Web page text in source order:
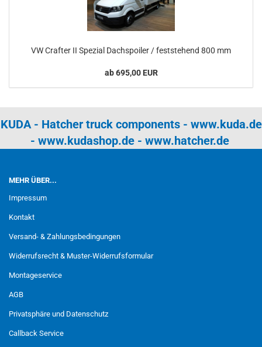
VW Crafter II Spezial Dachspoiler / feststehend 800 mm
ab 695,00 EUR
KUDA - Hatcher truck components - www.kuda.de
- www.kudashop.de- www.hatcher.de
MEHR ÜBER...
Impressum
Kontakt
Versand- & Zahlungsbedingungen
Widerrufsrecht & Muster-Widerrufsformular
Montageservice
AGB
Privatsphäre und Datenschutz
Callback Service